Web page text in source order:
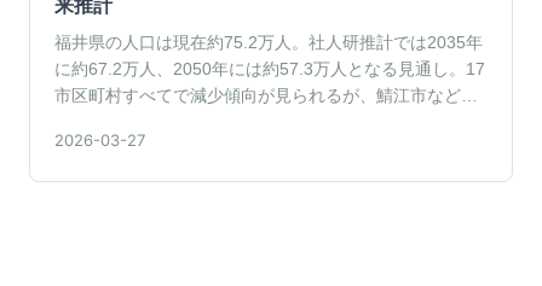
来推計
福井県の人口は現在約75.2万人。社人研推計では2035年
に約67.2万人、2050年には約57.3万人となる見通し。17
市区町村すべてで減少傾向が見られるが、鯖江市など若
2026-03-27